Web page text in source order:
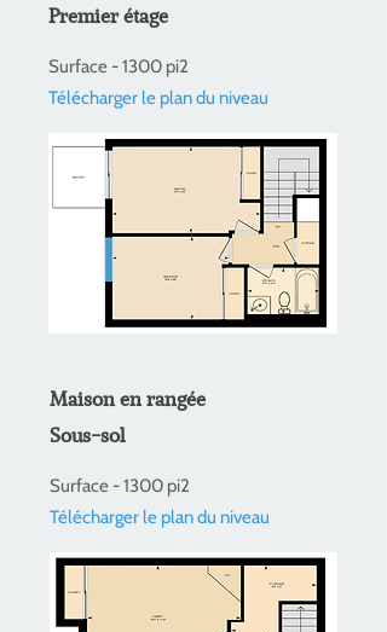
Premier étage
Surface - 1300 pi2
Télécharger le plan du niveau
Maison en rangée
Sous-sol
Surface - 1300 pi2
Télécharger le plan du niveau